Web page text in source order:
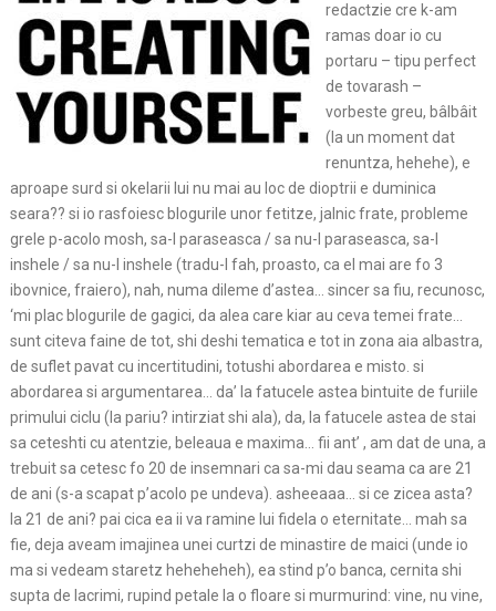
redactzie cre k-am
ramas doar io cu
portaru – tipu perfect
de tovarash –
vorbeste greu, bâlbâit
(la un moment dat
renuntza, hehehe), e
aproape surd si okelarii lui nu mai au loc de dioptrii e duminica
seara?? si io rasfoiesc blogurile unor fetitze, jalnic frate, probleme
grele p-acolo mosh, sa-l paraseasca / sa nu-l paraseasca, sa-l
inshele / sa nu-l inshele (tradu-l fah, proasto, ca el mai are fo 3
ibovnice, fraiero), nah, numa dileme d’astea… sincer sa fiu, recunosc,
‘mi plac blogurile de gagici, da alea care kiar au ceva temei frate…
sunt citeva faine de tot, shi deshi tematica e tot in zona aia albastra,
de suflet pavat cu incertitudini, totushi abordarea e misto. si
abordarea si argumentarea… da’ la fatucele astea bintuite de furiile
primului ciclu (la pariu? intirziat shi ala), da, la fatucele astea de stai
sa ceteshti cu atentzie, beleaua e maxima… fii ant’ , am dat de una, a
trebuit sa cetesc fo 20 de insemnari ca sa-mi dau seama ca are 21
de ani (s-a scapat p’acolo pe undeva). asheeaaa… si ce zicea asta?
la 21 de ani? pai cica ea ii va ramine lui fidela o eternitate… mah sa
fie, deja aveam imajinea unei curtzi de minastire de maici (unde io
ma si vedeam staretz heheheheh), ea stind p’o banca, cernita shi
supta de lacrimi, rupind petale la o floare si murmurind: vine, nu vine,